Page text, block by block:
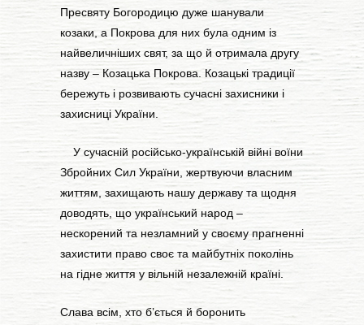
Пресвяту Богородицю дуже шанували
козаки, а Покрова для них була одним із
найвеличніших свят, за що й отримала другу
назву – Козацька Покрова. Козацькі традиції
бережуть і розвивають сучасні захисники і
захисниці України.
У сучасній російсько-українській війні воїни
Збройних Сил України, жертвуючи власним
життям, захищають нашу державу та щодня
доводять, що український народ –
нескорений та незламний у своєму прагненні
захистити право своє та майбутніх поколінь
на гідне життя у вільній незалежній країні.
Слава всім, хто б’ється й боронить